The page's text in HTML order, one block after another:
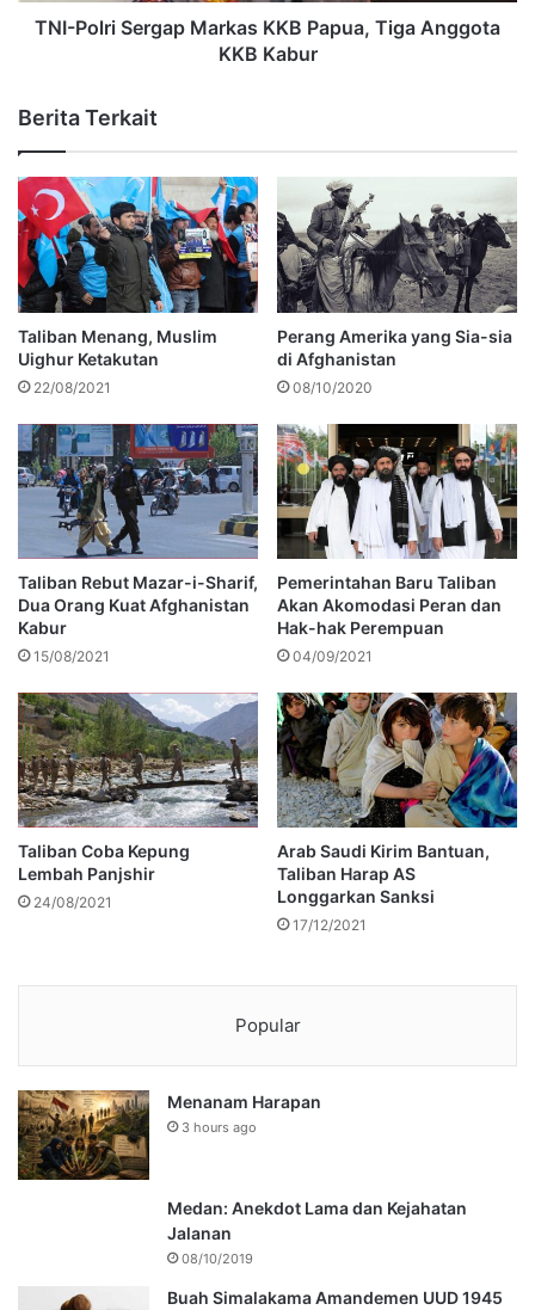
TNI-Polri Sergap Markas KKB Papua, Tiga Anggota
KKB Kabur
Berita Terkait
Taliban Menang, Muslim
Uighur Ketakutan
22/08/2021
Perang Amerika yang Sia-sia
di Afghanistan
08/10/2020
Taliban Rebut Mazar-i-Sharif,
Dua Orang Kuat Afghanistan
Kabur
15/08/2021
Pemerintahan Baru Taliban
Akan Akomodasi Peran dan
Hak-hak Perempuan
04/09/2021
Taliban Coba Kepung
Lembah Panjshir
24/08/2021
Arab Saudi Kirim Bantuan,
Taliban Harap AS
Longgarkan Sanksi
17/12/2021
Popular
Menanam Harapan
3 hours ago
Medan: Anekdot Lama dan Kejahatan
Jalanan
08/10/2019
Buah Simalakama Amandemen UUD 1945